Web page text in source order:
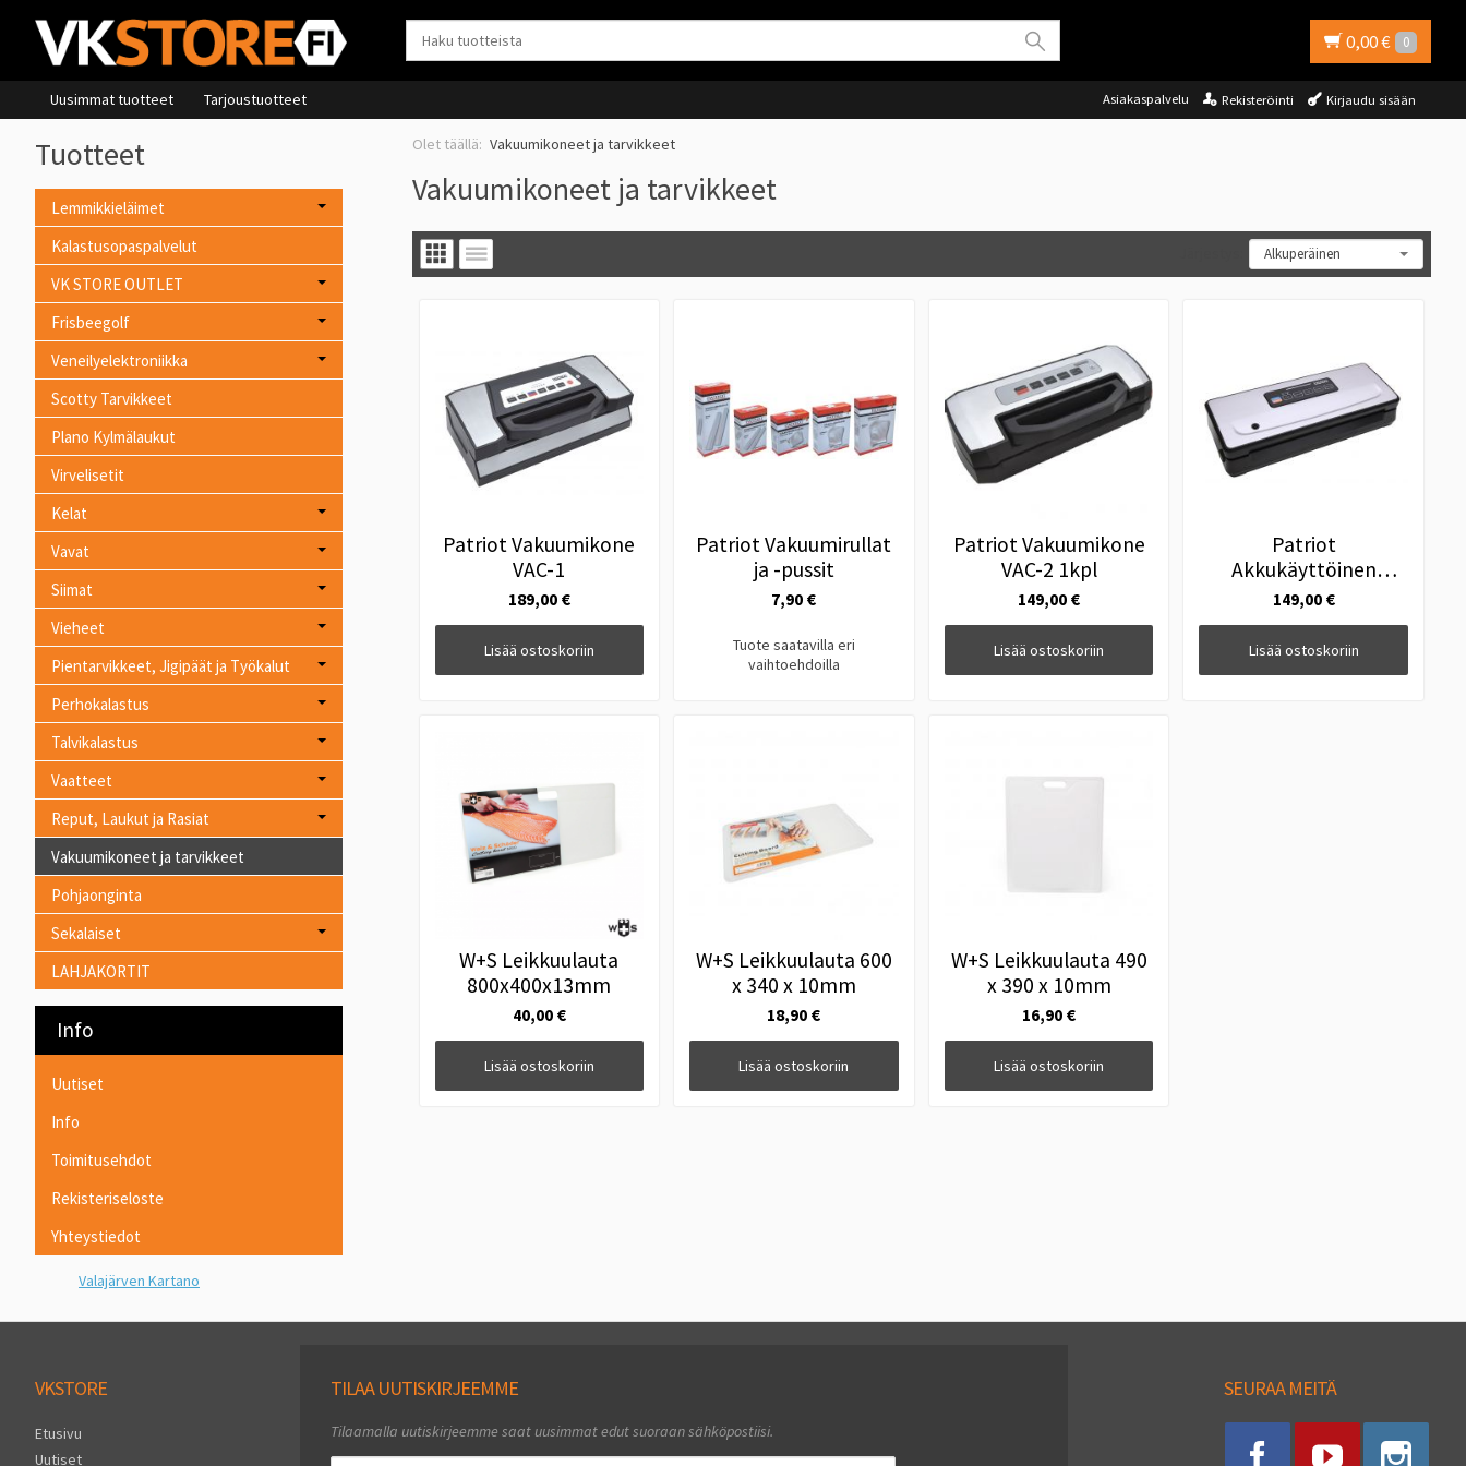
0,00 € 0
Uusimmat tuotteet Tarjoustuotteet Asiakaspalvelu Rekisteröinti Kirjaudu sisään
Vakuumikoneet ja tarvikkeet
Vakuumikoneet ja tarvikkeet
Patriot Vakuumikone
VAC-1
189,00 €
Lisää ostoskoriin
Patriot Vakuumirullat
ja -pussit
7,90 €
Tuote saatavilla eri
vaihtoehdoilla
Patriot Vakuumikone
VAC-2 1kpl
149,00 €
Lisää ostoskoriin
Patriot
Akkukäyttöinen
Vakuumikone VAC3
149,00 €
Lisää ostoskoriin
W+S Leikkuulauta
800x400x13mm
40,00 €
Lisää ostoskoriin
W+S Leikkuulauta 600
x 340 x 10mm
18,90 €
Lisää ostoskoriin
W+S Leikkuulauta 490
x 390 x 10mm
16,90 €
Lisää ostoskoriin
Tuotteet
Lemmikkieläimet
Kalastusopaspalvelut
VK STORE OUTLET
Frisbeegolf
Veneilyelektroniikka
Scotty Tarvikkeet
Plano Kylmälaukut
Virvelisetit
Kelat
Vavat
Siimat
Vieheet
Pientarvikkeet, Jigipäät ja Työkalut
Perhokalastus
Talvikalastus
Vaatteet
Reput, Laukut ja Rasiat
Vakuumikoneet ja tarvikkeet
Pohjaonginta
Sekalaiset
LAHJAKORTIT
Info
Uutiset
Info
Toimitusehdot
Rekisteriseloste
Yhteystiedot
Valajärven Kartano
VKSTORE
Etusivu
Uutiset
TILAA UUTISKIRJEEMME
Tilaamalla uutiskirjeemme saat uusimmat edut suoraan sähköpostiisi.
SEURAA MEITÄ